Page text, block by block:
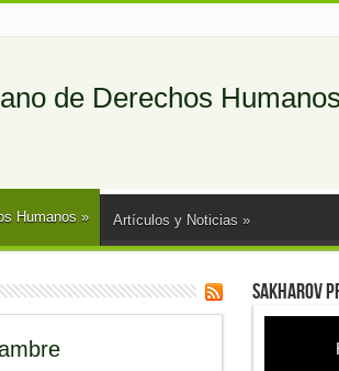
de Derechos Humanos
Humanos » Artículos y Noticias »
Sakharov